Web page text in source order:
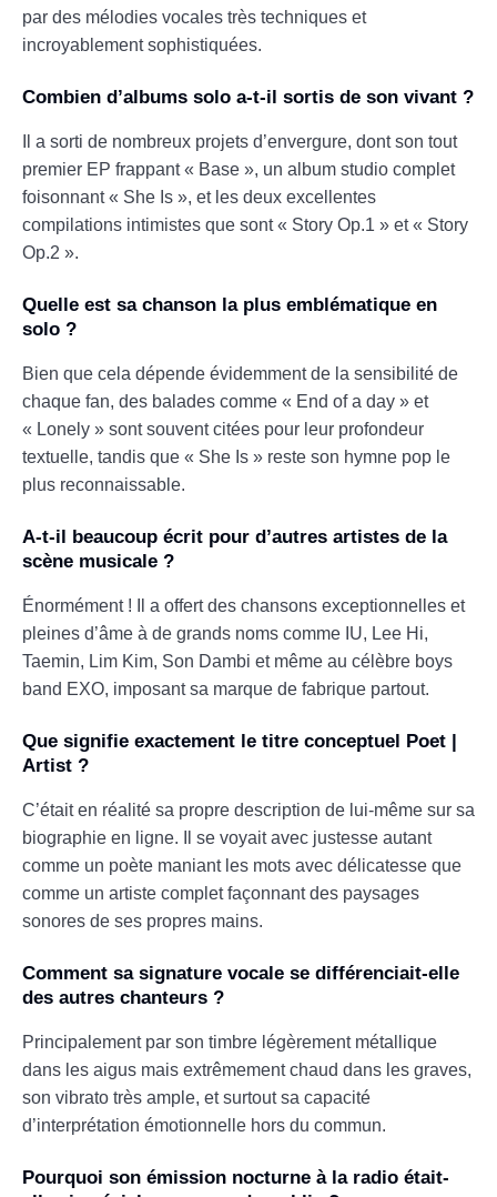
par des mélodies vocales très techniques et
incroyablement sophistiquées.
Combien d’albums solo a-t-il sortis de son vivant ?
Il a sorti de nombreux projets d’envergure, dont son tout
premier EP frappant « Base », un album studio complet
foisonnant « She Is », et les deux excellentes
compilations intimistes que sont « Story Op.1 » et « Story
Op.2 ».
Quelle est sa chanson la plus emblématique en
solo ?
Bien que cela dépende évidemment de la sensibilité de
chaque fan, des balades comme « End of a day » et
« Lonely » sont souvent citées pour leur profondeur
textuelle, tandis que « She Is » reste son hymne pop le
plus reconnaissable.
A-t-il beaucoup écrit pour d’autres artistes de la
scène musicale ?
Énormément ! Il a offert des chansons exceptionnelles et
pleines d’âme à de grands noms comme IU, Lee Hi,
Taemin, Lim Kim, Son Dambi et même au célèbre boys
band EXO, imposant sa marque de fabrique partout.
Que signifie exactement le titre conceptuel Poet |
Artist ?
C’était en réalité sa propre description de lui-même sur sa
biographie en ligne. Il se voyait avec justesse autant
comme un poète maniant les mots avec délicatesse que
comme un artiste complet façonnant des paysages
sonores de ses propres mains.
Comment sa signature vocale se différenciait-elle
des autres chanteurs ?
Principalement par son timbre légèrement métallique
dans les aigus mais extrêmement chaud dans les graves,
son vibrato très ample, et surtout sa capacité
d’interprétation émotionnelle hors du commun.
Pourquoi son émission nocturne à la radio était-